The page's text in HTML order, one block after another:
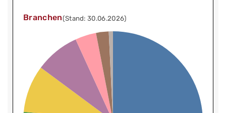
Branchen(Stand: 30.06.2026)